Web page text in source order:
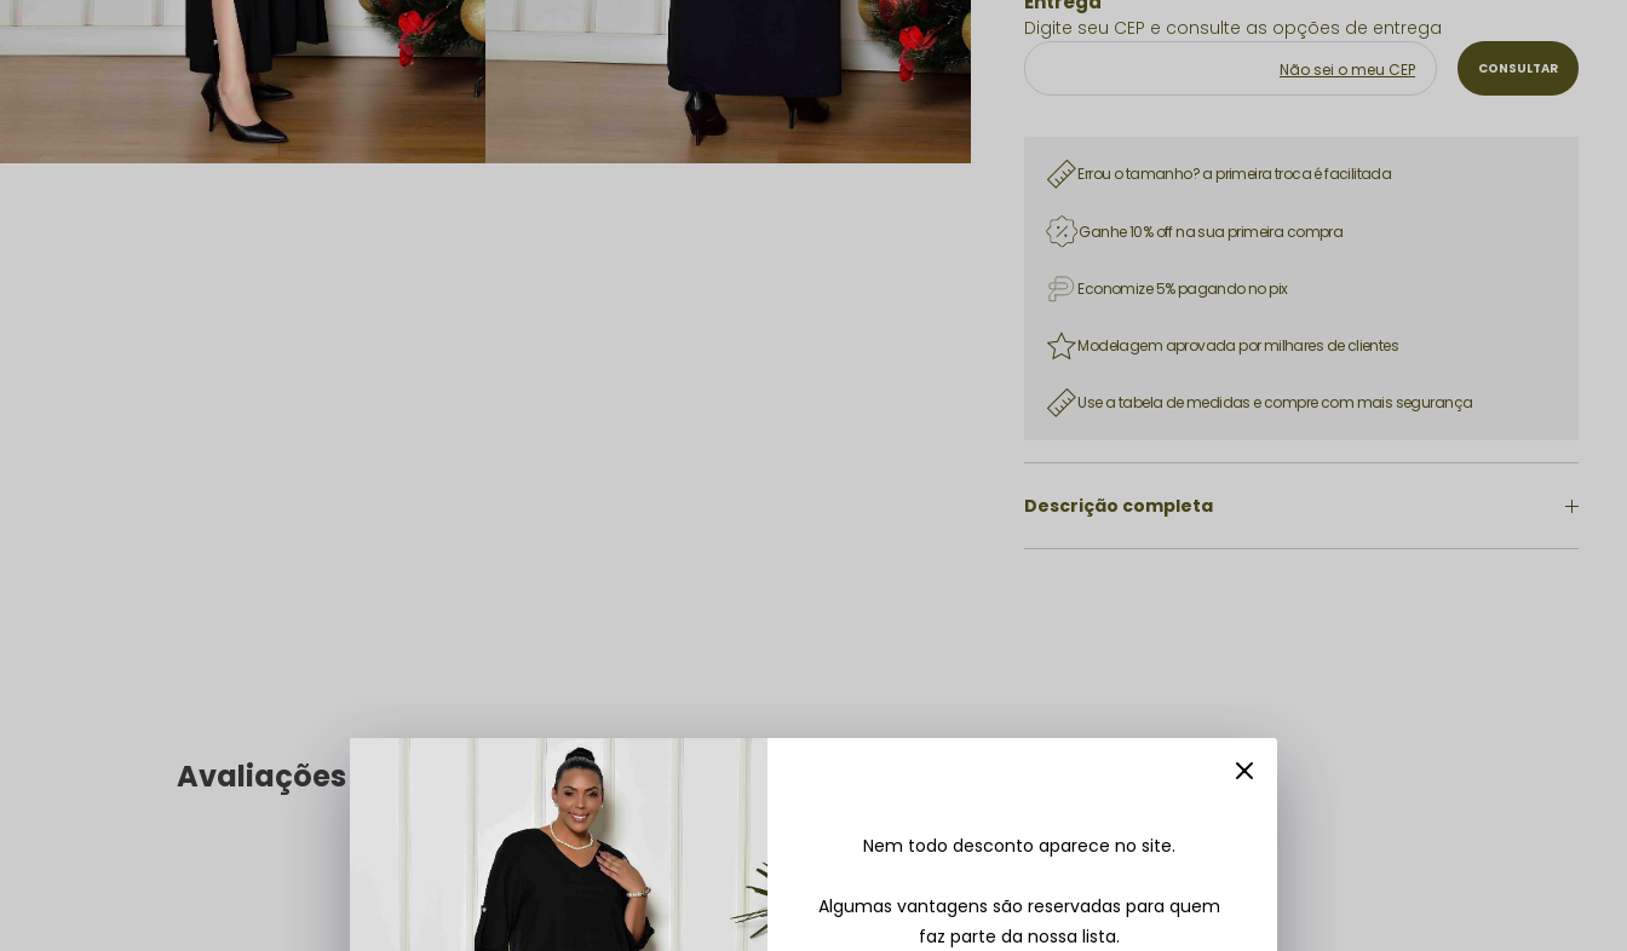
Não sei o meu CEP
Errou o tamanho? a primeira troca é facilitada
Ganhe 10% off na sua primeira compra
Economize 5% pagando no pix
Modelagem aprovada por milhares de clientes
Use a tabela de medidas e compre com mais segurança
Descrição completa
Avaliações
SEJA O PRIMEIRO A AVALIAR
Nem todo desconto aparece no site.
Algumas vantagens são reservadas para quem
faz parte da nossa lista.